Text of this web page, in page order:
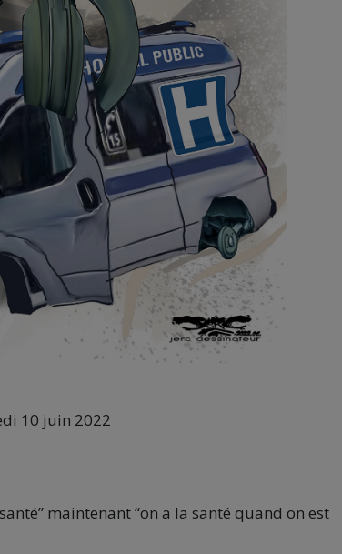
10 juin 2022
maintenant “on a la santé quand on est